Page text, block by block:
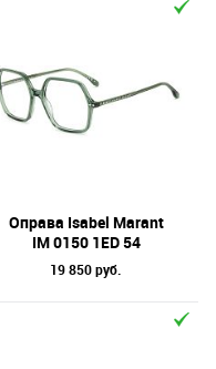
Оправа Isabel Marant
IM 0150 1ED 54
19 850 руб.